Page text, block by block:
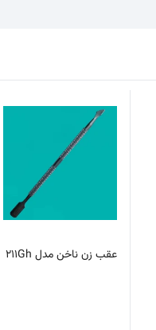
عقب زن ناخن مدل 211Gh